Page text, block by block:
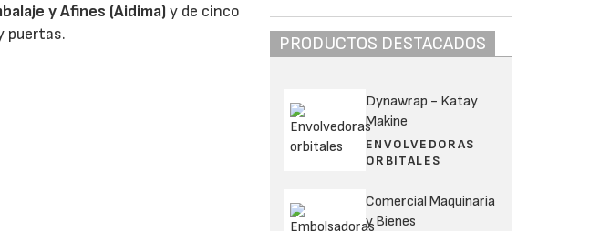
y Afines (Aidima)y de cinco
puertas.
PRODUCTOS DESTACADOS
Dynawrap - Katay
Makine
ENVOLVEDORAS
ORBITALES
Comercial Maquinaria
y Bienes